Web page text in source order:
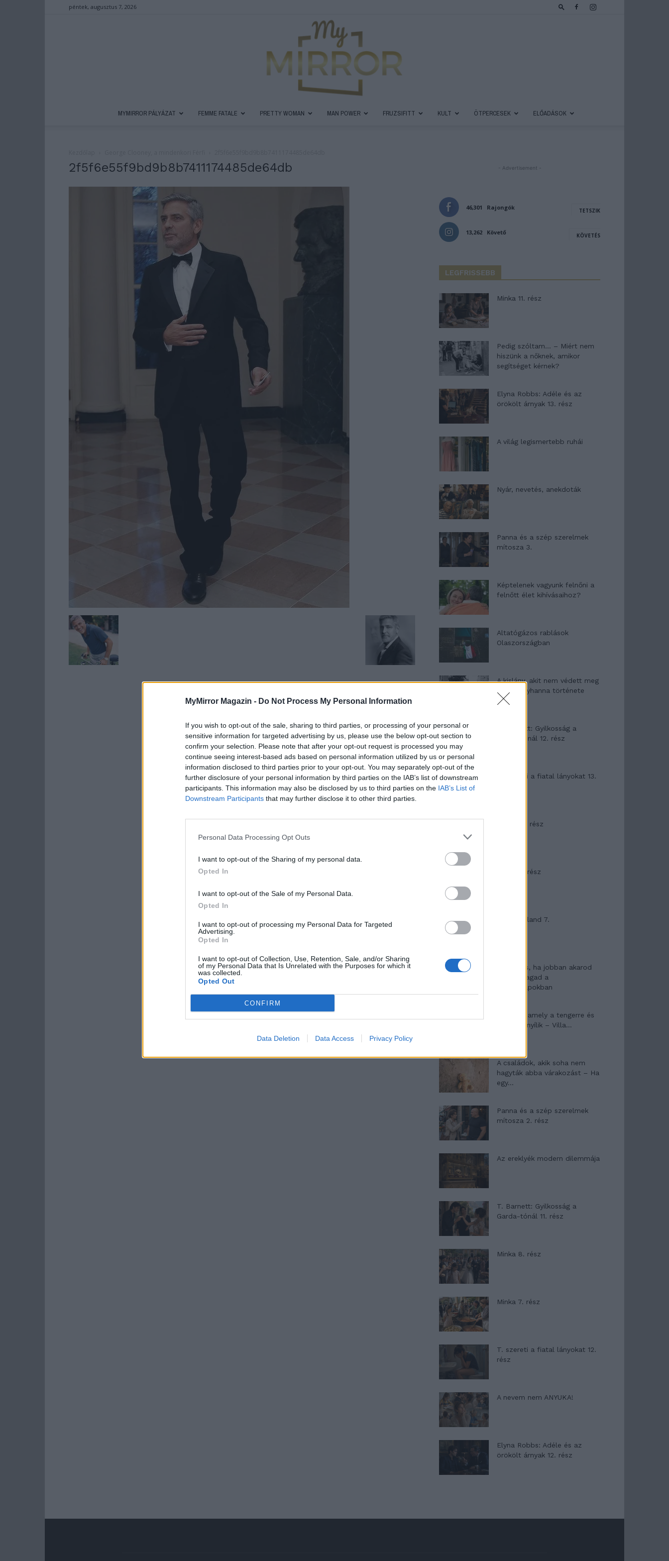
MyMirror Magazin - Do Not Process My Personal Information
If you wish to opt-out of the sale, sharing to third parties, or processing of your personal or
sensitive information for targeted advertising by us, please use the below opt-out section to
confirm your selection. Please note that after your opt-out request is processed you may
continue seeing interest-based ads based on personal information utilized by us or personal
information disclosed to third parties prior to your opt-out. You may separately opt-out of the
further disclosure of your personal information by third parties on the IAB’s list of downstream
participants. This information may also be disclosed by us to third parties on the IAB’s List of
Downstream Participants that may further disclose it to other third parties.
Personal Data Processing Opt Outs
I want to opt-out of the Sharing of my personal data.
Opted In
I want to opt-out of the Sale of my Personal Data.
Opted In
I want to opt-out of processing my Personal Data for Targeted
Advertising.
Opted In
I want to opt-out of Collection, Use, Retention, Sale, and/or Sharing
of my Personal Data that Is Unrelated with the Purposes for which it
was collected.
Opted Out
CONFIRM
Data Deletion Data Access Privacy Policy
péntek, augusztus 7, 2026
MYMIRROR PÁLYÁZAT FEMME FATALE PRETTY WOMAN MAN POWER FRUZSIFITT KULT ÖTPERCESEK ELŐADÁSOK
2f5f6e55f9bd9b8b7411174485de64db - Advertisement -
46,301 Rajongók TETSZIK
13,262 Követő KÖVETÉS
LEGFRISSEBB
Minka 11. rész
Pedig szóltam… – Miért nem
hiszünk a nőknek, amikor
segítséget kérnek?
Elyna Robbs: Adéle és az
örökölt árnyak 13. rész
A világ legismertebb ruhái
Nyár, nevetés, anekdoták
Panna és a szép szerelmek
mítosza 3.
Képtelenek vagyunk felnőni a
felnőtt élet kihívásaihoz?
Altatógázos rablások
Olaszországban
A kislány, akit nem védett meg
senki – Lyhanna története
T. Barnett: Gyilkosság a
Garda-tónál 12. rész
T. szereti a fiatal lányokat 13.
Minka 10. rész
Minka 9. rész
Máltai kaland 7.
10 tanács, ha jobban akarod
érezni magad a
hétköznapokban
Egy ház, amely a tengerre és
a fényre nyílik – Villa...
A családok, akik soha nem
hagyták abba várakozást – Ha
egy...
Panna és a szép szerelmek
mítosza 2. rész
Az ereklyék modern dilemmája
T. Barnett: Gyilkosság a
Garda-tónál 11. rész
Minka 8. rész
Minka 7. rész
T. szereti a fiatal lányokat 12.
rész
A nevem nem ANYUKA!
Elyna Robbs: Adéle és az
örökölt árnyak 12. rész